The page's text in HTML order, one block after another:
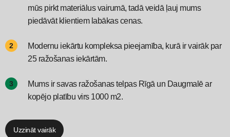
mūs pirkt materiālus vairumā, tadā veidā ļauj mums
piedāvāt klientiem labākas cenas.
Modernu iekārtu kompleksa pieejamība, kurā ir vairāk par
25 ražošanas iekārtām.
Mums ir savas ražošanas telpas Rīgā un Daugmalē ar
kopējo platību virs 1000 m2.
Uzzināt vairāk